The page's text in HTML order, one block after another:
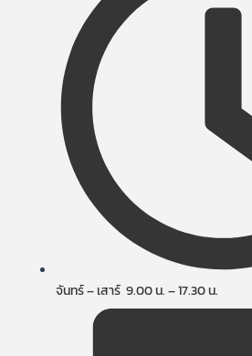
จันทร์ – เสาร์ 9.00 น. – 17.30 น.